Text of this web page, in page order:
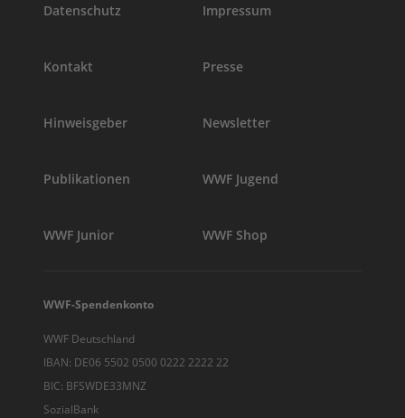
Datenschutz Impressum
Kontakt Presse
Hinweisgeber Newsletter
Publikationen WWF Jugend
WWF Junior WWF Shop
WWF-Spendenkonto
WWF Deutschland
IBAN: DE06 5502 0500 0222 2222 22
BIC: BFSWDE33MNZ
SozialBank